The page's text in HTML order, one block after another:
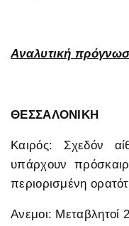
Αναλυτική
ΘΕΣΣΑΛΟΝΙΚΗ
Καιρός: Σχεδόν
υπάρχουν
περιορισμένη
Ανεμοι: Μεταβλητοί